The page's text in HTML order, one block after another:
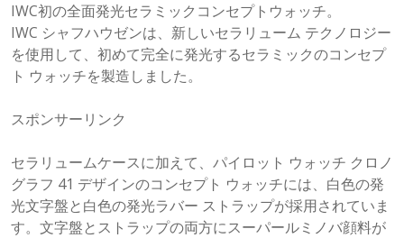
IWC初の全面発光セラミックコンセプトウォッチ。
IWC シャフハウゼンは、新しいセラリューム テクノロジー
を使用して、初めて完全に発光するセラミックのコンセプ
ト ウォッチを製造しました。
スポンサーリンク
セラリュームケースに加えて、パイロット ウォッチ クロノ
グラフ 41 デザインのコンセプト ウォッチには、白色の発
光文字盤と白色の発光ラバー ストラップが採用されていま
す。文字盤とストラップの両方にスーパールミノバ顔料が